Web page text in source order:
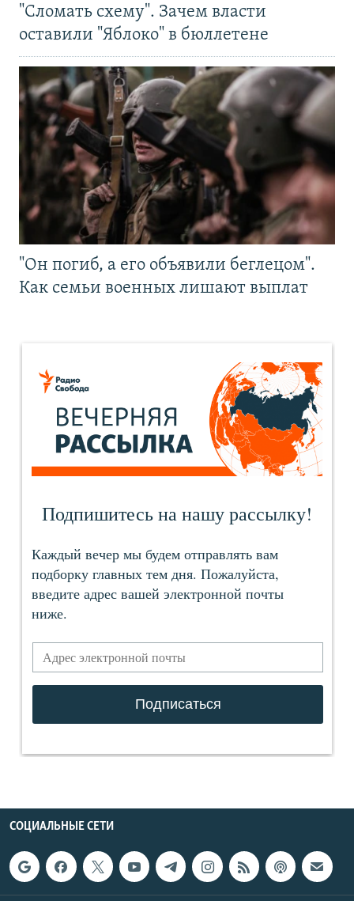
"Сломать схему". Зачем власти
оставили "Яблоко" в бюллетене
"Он погиб, а его объявили беглецом".
Как семьи военных лишают выплат
СОЦИАЛЬНЫЕ СЕТИ